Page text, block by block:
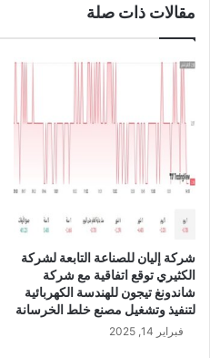
ع
ف
ي
ف
م
ع
و
ز
مقالات ذات صلة
شركة إليان للصناعة التابعة لشركة
الكثيري توقع اتفاقية مع شركة
شاندونغ تيجون للهندسة الكهربائية
لتنفيذ وتشغيل مصنع خلط الخرسانة
فبراير 14, 2025